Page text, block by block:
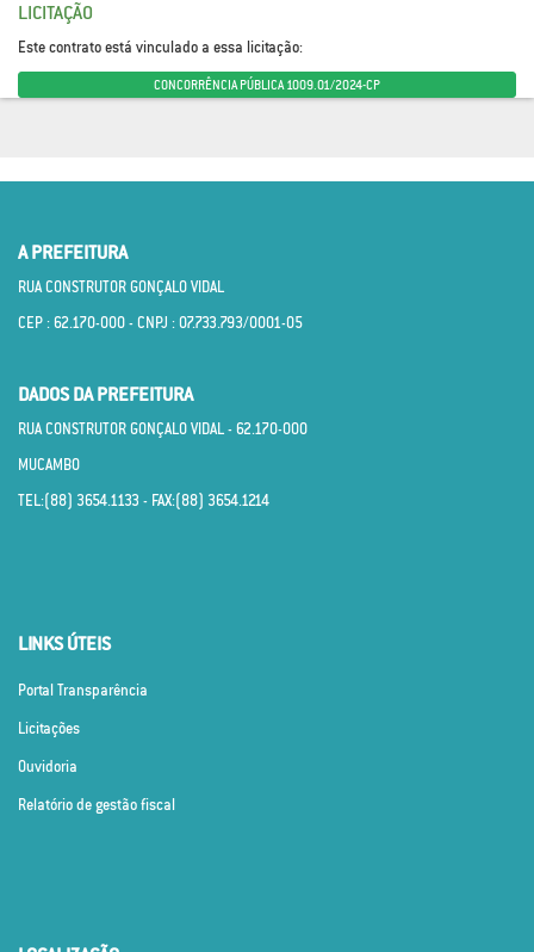
LICITAÇÃO
Este contrato está vinculado a essa licitação:
CONCORRÊNCIA PÚBLICA 1009.01/2024-CP
A PREFEITURA
RUA CONSTRUTOR GONÇALO VIDAL
CEP : 62.170­-000 - CNPJ : 07.733.793/0001­-05
DADOS DA PREFEITURA
RUA CONSTRUTOR GONÇALO VIDAL - 62.170­-000
MUCAMBO
TEL:(88) 3654.1133 - FAX:(88) 3654.1214
LINKS ÚTEIS
Portal Transparência
Licitações
Ouvidoria
Relatório de gestão fiscal